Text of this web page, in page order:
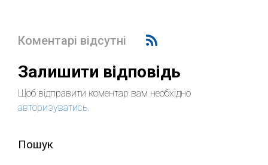
Коментарі відсутні
Залишити відповідь
Щоб відправити коментар вам необхідно
авторизуватись.
Пошук